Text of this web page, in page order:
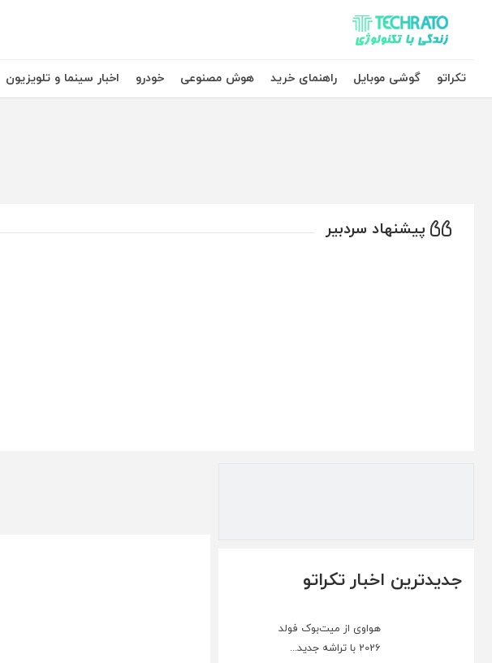
تکراتو – زندگی با تکنولوژی
تکراتو
گوشی موبایل راهنمای خرید هوش مصنوعی خودرو اخبار سینما و تلویزیون
پیشنهاد سردبیر
جدیدترین اخبار تکراتو
هواوی از میت‌بوک فولد
2026 با تراشه جدید...